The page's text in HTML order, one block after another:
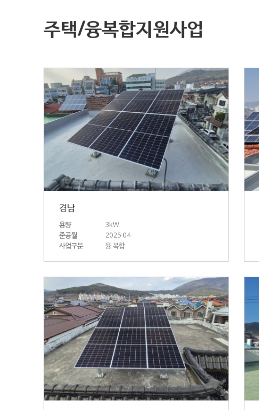
주택/융복합지원사업
경남
용량
3kW
준공월
2025.04
사업구분
융·복합